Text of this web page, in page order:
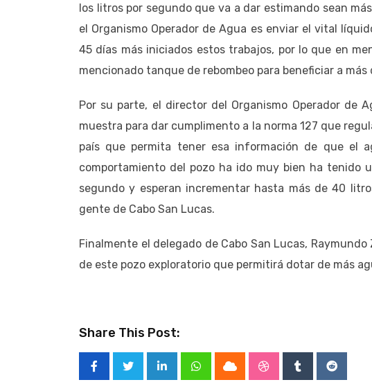
los litros por segundo que va a dar estimando sean
el Organismo Operador de Agua es enviar el vital
45 días más iniciados estos trabajos, por lo que en
mencionado tanque de rebombeo para beneficiar a más
Por su parte, el director del Organismo Operador de
muestra para dar cumplimento a la norma 127 que
país que permita tener esa información de que el
comportamiento del pozo ha ido muy bien ha tenido
segundo y esperan incrementar hasta más de 40
gente de Cabo San Lucas.
Finalmente el delegado de Cabo San Lucas,
de este pozo exploratorio que permitirá dotar de más
Share This Post:
LinkedInWhatsappCloud StumbleUpon
TumblrReddit